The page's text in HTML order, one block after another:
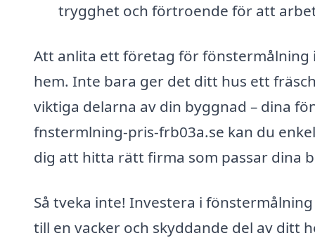
trygghet och förtroende för att
Att anlita ett företag för fönstermålning
hem. Inte bara ger det ditt hus ett
viktiga delarna av din byggnad – dina
fnstermlning-pris-frb03a.se kan du
dig att hitta rätt firma som passar dina
Så tveka inte! Investera i
till en vacker och skyddande del av ditt